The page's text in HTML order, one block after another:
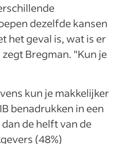
dezelfde kansen
het geval is, wat is er
Bregman. "Kun je
kun je makkelijker
benadrukken in een
de helft van de
(48%)